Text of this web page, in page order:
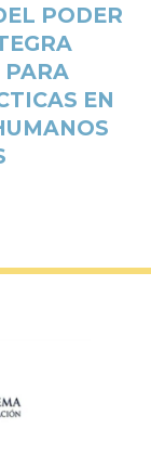
PODER
EN